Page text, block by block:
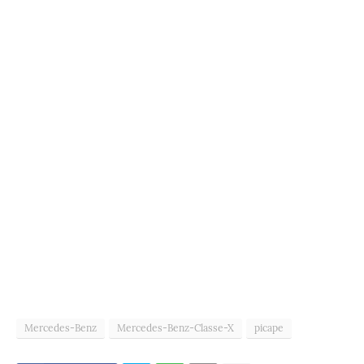
Mercedes-Benz Mercedes-Benz-Classe-X picape